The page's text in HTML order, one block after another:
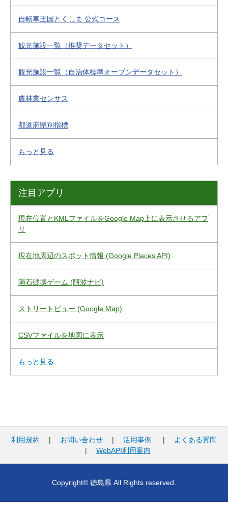
自転車王国とくしま 公式コース
観光施設一覧（推奨データセット）
観光施設一覧（自治体標準オープンデータセット）
農林業センサス
都道府県別指標
もっと見る
注目アプリ
現在位置とKMLファイルをGoogle Map上に表示させるアプ
リ
現在地周辺のスポット情報 (Google Places API)
隕石破壊ゲーム (阿波ナビ)
ストリートビュー (Google Map)
CSVファイルを地図に表示
もっと見る
利用規約 | お問い合わせ | 活用事例 |
よくある質問
| WebAPI利用案内
Copyright© 徳島県 All Rights reserved.